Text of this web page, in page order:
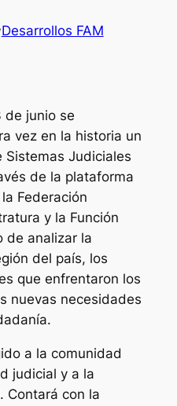
Desarrollos FAM
de junio se
vez en la historia un
Sistemas Judiciales
de la plataforma
Federación
y la Función
de analizar la
del país, los
que enfrentaron los
nuevas necesidades
a la comunidad
judicial y a la
Contará con la